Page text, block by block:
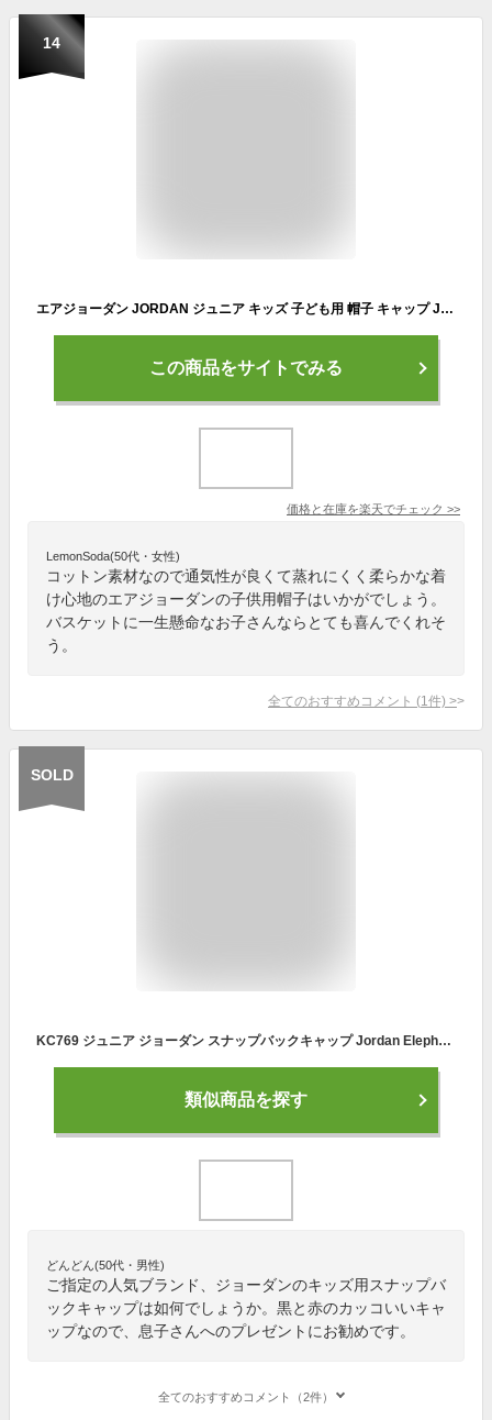
14
エアジョーダン JORDAN ジュニア キッズ 子ども用 帽子 キャップ JUMPMAN STRAPBAC ビッグロゴ キャップ 帽子 ナイキ正規品 9A0570[衣類]
この商品をサイトでみる
価格と在庫を楽天でチェック >>
LemonSoda(50代・女性)
コットン素材なので通気性が良くて蒸れにくく柔らかな着
け心地のエアジョーダンの子供用帽子はいかがでしょう。
バスケットに一生懸命なお子さんならとても喜んでくれそ
う。
全てのおすすめコメント (1 件) >
SOLD
KC769 ジュニア ジョーダン スナップバックキャップ Jordan Elephant Snapback Cap キッズ 帽子 黒赤
類似商品を探す
どんどん(50代・男性)
ご指定の人気ブランド、ジョーダンのキッズ用スナップバ
ックキャップは如何でしょうか。黒と赤のカッコいいキャ
ップなので、息子さんへのプレゼントにお勧めです。
全てのおすすめコメント（2件）